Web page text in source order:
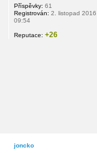
Příspěvky: 61
Registrován: 2. listopad 2016
09:54
Reputace: +26
joncko